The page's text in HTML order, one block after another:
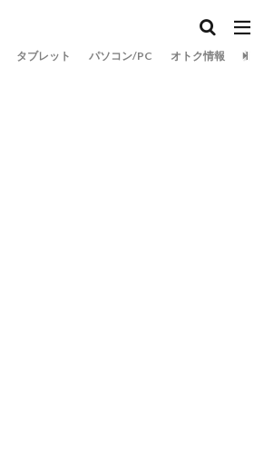
タブレット パソコン/PC オトク情報 旅